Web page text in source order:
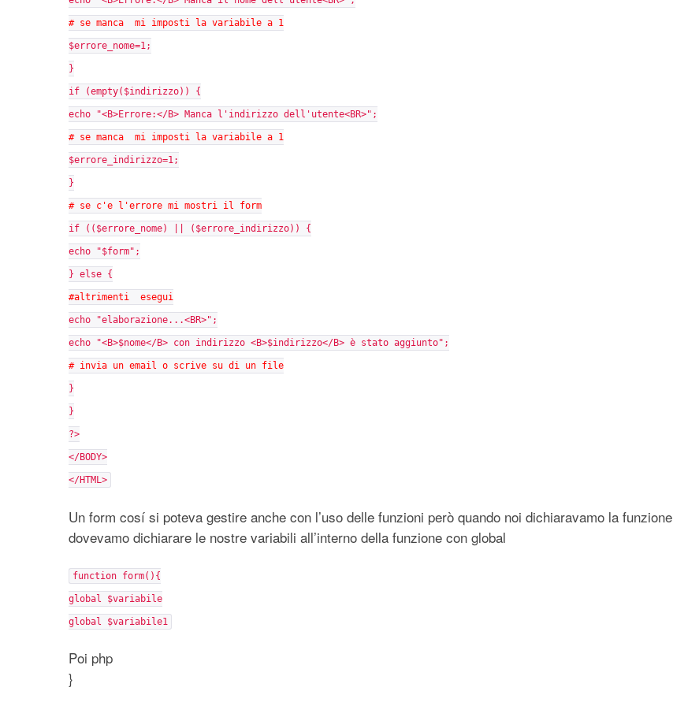
# se manca mi imposti la variabile a 1
$errore_nome=1;
}
if (empty($indirizzo)) {
echo "<B>Errore:</B> Manca l'indirizzo dell'utente<BR>";
# se manca mi imposti la variabile a 1
$errore_indirizzo=1;
}
# se c'e l'errore mi mostri il form
if (($errore_nome) || ($errore_indirizzo)) {
echo "$form";
} else {
#altrimenti esegui
echo "elaborazione...<BR>";
echo "<B>$nome</B> con indirizzo <B>$indirizzo</B> è stato aggiunto";
# invia un email o scrive su di un file
}
}
?>
</BODY>
</HTML>
Un form cosí si poteva gestire anche con l’uso delle funzioni però quando noi dichiaravamo la funzione
dovevamo dichiarare le nostre variabili all’interno della funzione con global
function form(){
global $variabile
global $variabile1
Poi php
}